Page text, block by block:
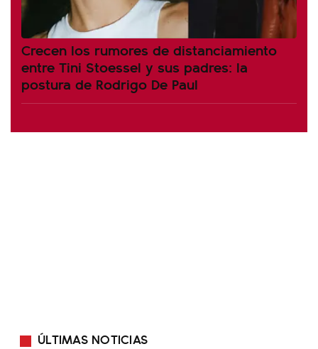
Crecen los rumores de distanciamiento
entre Tini Stoessel y sus padres: la
postura de Rodrigo De Paul
ÚLTIMAS NOTICIAS